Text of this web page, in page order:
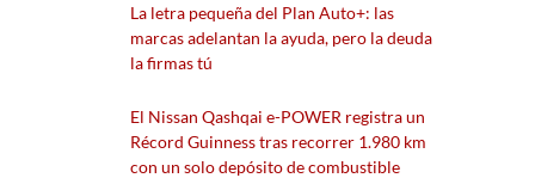
La letra pequeña del Plan Auto+: las
marcas adelantan la ayuda, pero la deuda
la firmas tú
El Nissan Qashqai e-POWER registra un
Récord Guinness tras recorrer 1.980 km
con un solo depósito de combustible